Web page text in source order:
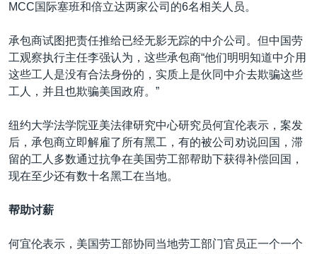
MCC国际塞班和倍立达两家公司的6名相关人员。
承包商试图把责任推给已经无影无踪的中介公司。但中国劳
工观察执行主任李强认为，这些承包商“他们明明知道中介用
这些工人是没有合法身份的，实质上是伙同中介去欺骗这些
工人，并且也欺骗美国政府。”
纽约大学法学院亚美法律研究中心研究员何宜伦表示，案发
后，承包商立即解雇了所有黑工，有的被公司劝说回国，滞
留的工人多数通过抗争在美国劳工部帮助下获得补偿回国，
现在至少还有数十名黑工在当地。
帮助讨薪
何宜伦表示，美国劳工部协同当地劳工部门官员正一个一个